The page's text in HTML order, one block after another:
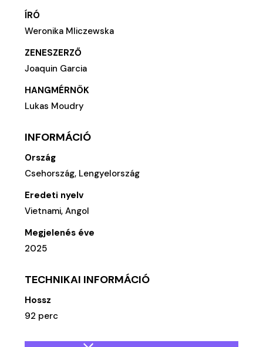
ÍRÓ
Weronika Mliczewska
ZENESZERZŐ
Joaquin Garcia
HANGMÉRNÖK
Lukas Moudry
INFORMÁCIÓ
Ország
Csehország, Lengyelország
Eredeti nyelv
Vietnami, Angol
Megjelenés éve
2025
TECHNIKAI INFORMÁCIÓ
Hossz
92 perc